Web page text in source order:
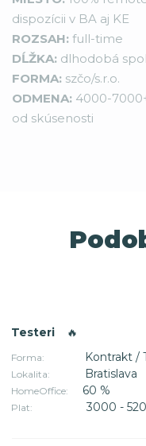
dispozícii v BA aj KE
ROZSAH: full-time
DĹŽKA: dlhodobá
FORMA: szčo/s.r.o.
ODMENA: 4000-
od skúsenosti
Testeri 🔥
Forma: Kontrakt /
Lokalita: Bratislava
HomeOffice: 60 %
Plat: 3000 -